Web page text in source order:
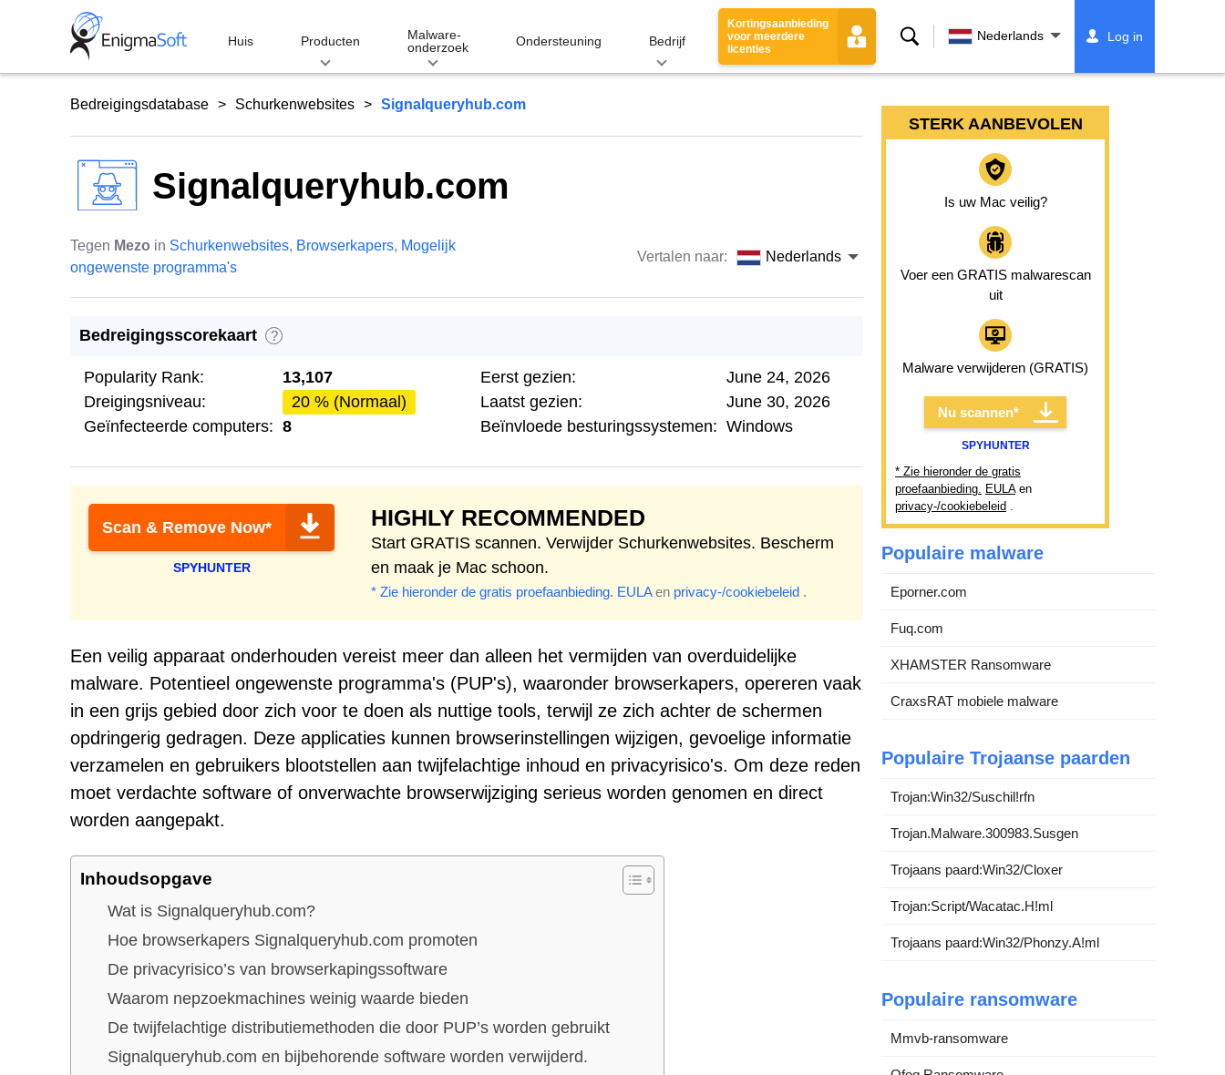
Huis Producten
Malware-
onderzoek
Ondersteuning Bedrijf
Kortingsaanbieding
voor meerdere
licenties
Zoeken Nederlands Log in
Bedreigingsdatabase Schurkenwebsites Signalqueryhub.com
Signalqueryhub.com
Tegen Mezo in Schurkenwebsites, Browserkapers, Mogelijk
ongewenste programma's
Vertalen naar: Nederlands
Bedreigingsscorekaart ?
Popularity Rank:
13,107
Dreigingsniveau:
20 % (Normaal)
Geïnfecteerde computers: 8
Eerst gezien:
June 24, 2026
Laatst gezien:
June 30, 2026
Beïnvloede besturingssystemen: Windows
Scan & Remove Now*
SPYHUNTER
HIGHLY RECOMMENDED
Start GRATIS scannen. Verwijder Schurkenwebsites. Bescherm
en maak je Mac schoon.
* Zie hieronder de gratis proefaanbieding. EULAen privacy-/cookiebeleid .
Een veilig apparaat onderhouden vereist meer dan alleen het vermijden van overduidelijke
malware. Potentieel ongewenste programma's (PUP's), waaronder browserkapers, opereren vaak
in een grijs gebied door zich voor te doen als nuttige tools, terwijl ze zich achter de schermen
opdringerig gedragen. Deze applicaties kunnen browserinstellingen wijzigen, gevoelige informatie
verzamelen en gebruikers blootstellen aan twijfelachtige inhoud en privacyrisico's. Om deze reden
moet verdachte software of onverwachte browserwijziging serieus worden genomen en direct
worden aangepakt.
Inhoudsopgave
Wat is Signalqueryhub.com?
Hoe browserkapers Signalqueryhub.com promoten
De privacyrisico’s van browserkapingssoftware
Waarom nepzoekmachines weinig waarde bieden
De twijfelachtige distributiemethoden die door PUP’s worden gebruikt
Signalqueryhub.com en bijbehorende software worden verwijderd.
STERK AANBEVOLEN
Is uw Mac veilig?
Voer een GRATIS malwarescan
uit
Malware verwijderen (GRATIS)
Nu scannen*
SPYHUNTER
* Zie hieronder de gratis
proefaanbieding. EULAen
privacy-/cookiebeleid .
Populaire malware
Eporner.com
Fuq.com
XHAMSTER Ransomware
CraxsRAT mobiele malware
Populaire Trojaanse paarden
Trojan:Win32/Suschil!rfn
Trojan.Malware.300983.Susgen
Trojaans paard:Win32/Cloxer
Trojan:Script/Wacatac.H!ml
Trojaans paard:Win32/Phonzy.A!ml
Populaire ransomware
Mmvb-ransomware